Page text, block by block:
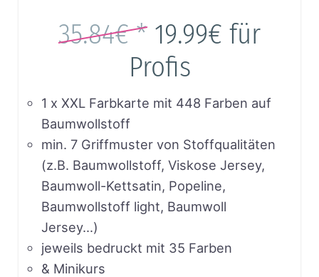
35.84€ * 19.99€ für
Profis
1 x XXL Farbkarte mit 448 Farben auf
Baumwollstoff
min. 7 Griffmuster von Stoffqualitäten
(z.B. Baumwollstoff, Viskose Jersey,
Baumwoll-Kettsatin, Popeline,
Baumwollstoff light, Baumwoll
Jersey…)
jeweils bedruckt mit 35 Farben
& Minikurs